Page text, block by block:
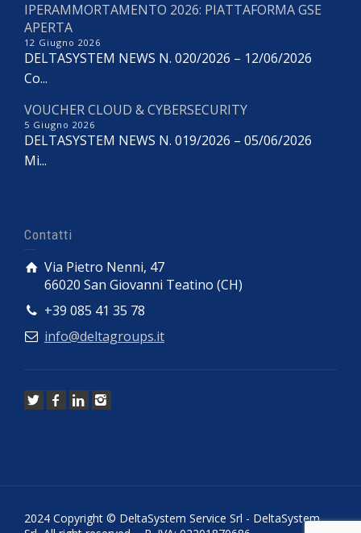
IPERAMMORTAMENTO 2026: PIATTAFORMA GSE
APERTA
12 Giugno 2026
DELTASYSTEM NEWS N. 020/2026 – 12/06/2026
Co...
VOUCHER CLOUD & CYBERSECURITY
5 Giugno 2026
DELTASYSTEM NEWS N. 019/2026 – 05/06/2026
Mi...
Contatti
Via Pietro Nenni, 47
66020 San Giovanni Teatino (CH)
+39 085 41 35 78
info@deltagroups.it
2024 Copyright © DeltaSystem Service Srl - DeltaSystem